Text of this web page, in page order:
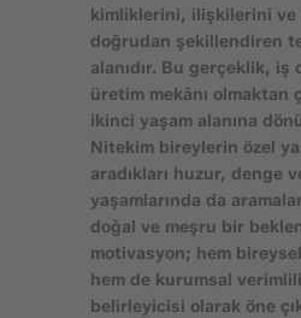
kimliklerini, ilişkilerini ve
doğrudan şekillendiren
alanıdır. Bu gerçeklik, iş
üretim mekânı olmaktan
ikinci yaşam alanına
Nitekim bireylerin özel
aradıkları huzur, denge
yaşamlarında da
doğal ve meşru bir
motivasyon; hem
hem de kurumsal
belirleyicisi olarak öne